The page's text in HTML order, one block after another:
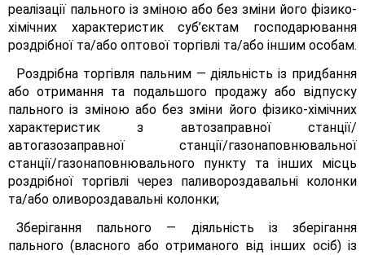
реалізації пального із зміною або без зміни його фізико-
хімічних характеристик суб’єктам господарювання
роздрібної та/або оптової торгівлі та/або іншим особам.
Роздрібна торгівля пальним — діяльність із придбання
або отримання та подальшого продажу або відпуску
пального із зміною або без зміни його фізико-хімічних
характеристик з автозаправної станції/
автогазозаправної станції/газонаповнювальної
станції/газонаповнювального пункту та інших місць
роздрібної торгівлі через паливороздавальні колонки
та/або оливороздавальні колонки;
Зберігання пального — діяльність із зберігання
пального (власного або отриманого від інших осіб) із